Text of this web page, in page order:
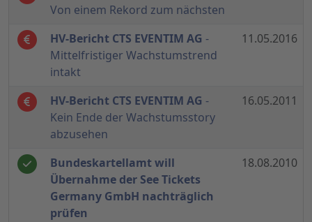
Von einem Rekord zum nächsten
HV-Bericht CTS EVENTIM AG -
Mittelfristiger Wachstumstrend
intakt
11.05.2016
HV-Bericht CTS EVENTIM AG -
Kein Ende der Wachstumsstory
abzusehen
16.05.2011
Bundeskartellamt will
Übernahme der See Tickets
Germany GmbH nachträglich
prüfen
18.08.2010